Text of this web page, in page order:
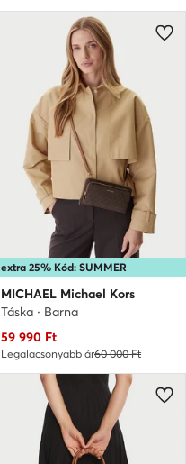
extra 25% Kód: SUMMER
MICHAEL Michael Kors
Táska · Barna
Aktuális ár
59 990 Ft
Legalacsonyabb ár60 000 Ft